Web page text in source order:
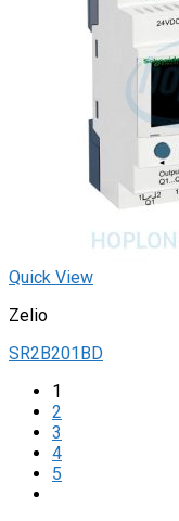
Quick View
Zelio
SR2B201BD
1
2
3
4
5